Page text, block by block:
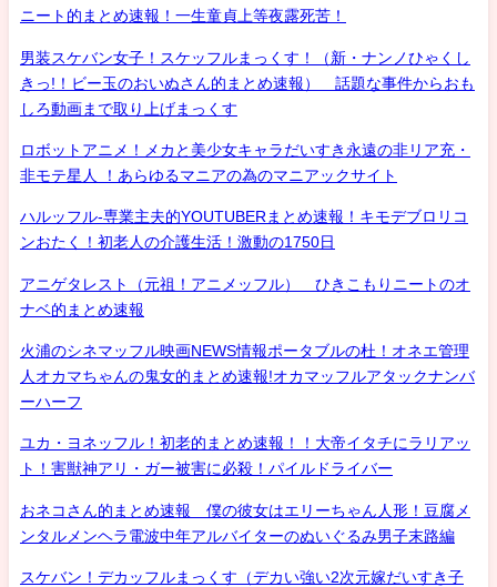
ニート的まとめ速報！一生童貞上等夜露死苦！
男装スケバン女子！スケッフルまっくす！（新・ナンノひゃくし
きっ!！ビー玉のおいぬさん的まとめ速報） 話題な事件からおも
しろ動画まで取り上げまっくす
ロボットアニメ！メカと美少女キャラだいすき永遠の非リア充・
非モテ星人 ！あらゆるマニアの為のマニアックサイト
ハルッフル-専業主夫的YOUTUBERまとめ速報！キモデブロリコ
ンおたく！初老人の介護生活！激動の1750日
アニゲタレスト（元祖！アニメッフル） ひきこもりニートのオ
ナベ的まとめ速報
火浦のシネマッフル映画NEWS情報ポータブルの杜！オネエ管理
人オカマちゃんの鬼女的まとめ速報!オカマッフルアタックナンバ
ーハーフ
ユカ・ヨネッフル！初老的まとめ速報！！大帝イタチにラリアッ
ト！害獣神アリ・ガー被害に必殺！パイルドライバー
おネコさん的まとめ速報 僕の彼女はエリーちゃん人形！豆腐メ
ンタルメンヘラ電波中年アルバイターのぬいぐるみ男子末路編
スケバン！デカッフルまっくす（デカい強い2次元嫁だいすき子